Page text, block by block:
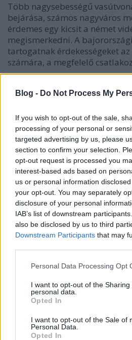
Blog - Do Not Process My
If you wish to opt-out of the sale,
processing of your personal or
targeted advertising by us, please
section to confirm your selection.
opt-out request is processed you
interest-based ads based on
us or personal information
your opt-out. You may separately
disclosure of your personal
IAB’s list of downstream
also be disclosed by us to third
Downstream Participants that may
Please note that this website/app
not limited to your visit or usage
grant or deny consent to Google
use your data for below specified
consent section.
Personal Data Processing Opt
I want to opt-out of the Sharing
personal data.
Opted In
I want to opt-out of the Sale of
Personal Data.
Opted In
Több nagysebességű
bejárása, számos nagyváros
érdemes egy kicsit a német
megismerkedni. A
tartogatnak érdekességeket
számára, a megfelelő
Neuschwanstein
Régi ígéretemet és
legutolsó kirándulásommal,
ígérgetés után, egy szombati
barátnőmet
mesekastélyához.
fotózva A korábbi utakhoz
A mittenwaldi
Ferchensee
Balogh Zsolt•2014. június 02.
vasútvonal, majd a folytatása,
összes állomása és környéke
kínál, különösen azoknak, akik
nőttek fel. Az említett két
kanyarok, követve a…